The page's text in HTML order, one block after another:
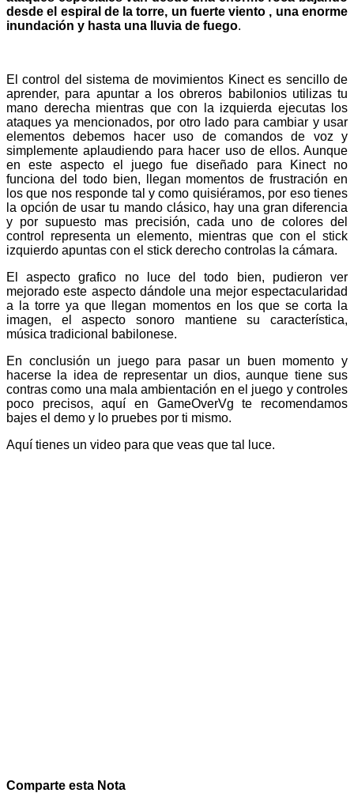
desde el espiral de la torre, un fuerte viento , una enorme
inundación y hasta una lluvia de fuego.
El control del sistema de movimientos Kinect es sencillo de
aprender, para apuntar a los obreros babilonios utilizas tu
mano derecha mientras que con la izquierda ejecutas los
ataques ya mencionados, por otro lado para cambiar y usar
elementos debemos hacer uso de comandos de voz y
simplemente aplaudiendo para hacer uso de ellos. Aunque
en este aspecto el juego fue diseñado para Kinect no
funciona del todo bien, llegan momentos de frustración en
los que nos responde tal y como quisiéramos, por eso tienes
la opción de usar tu mando clásico, hay una gran diferencia
y por supuesto mas precisión, cada uno de colores del
control representa un elemento, mientras que con el stick
izquierdo apuntas con el stick derecho controlas la cámara.
El aspecto grafico no luce del todo bien, pudieron ver
mejorado este aspecto dándole una mejor espectacularidad
a la torre ya que llegan momentos en los que se corta la
imagen, el aspecto sonoro mantiene su característica,
música tradicional babilonese.
En conclusión un juego para pasar un buen momento y
hacerse la idea de representar un dios, aunque tiene sus
contras como una mala ambientación en el juego y controles
poco precisos, aquí en GameOverVg te recomendamos
bajes el demo y lo pruebes por ti mismo.
Aquí tienes un video para que veas que tal luce.
Comparte esta Nota